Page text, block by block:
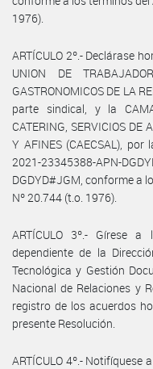
1976).
ARTÍCULO 2º.- Declárase
UNION DE
GASTRONOMICOS DE LA
parte sindical, y la
CATERING, SERVICIOS DE
Y AFINES (CAECSAL),
2021-23345388-APN-
DGDYD#JGM, conforme a
Nº 20.744 (t.o. 1976).
ARTÍCULO 3º.- Gírese
dependiente de la
Tecnológica y Gestión
Nacional de Relaciones y
registro de los acuerdos
presente Resolución.
ARTÍCULO 4º.- Notifíquese